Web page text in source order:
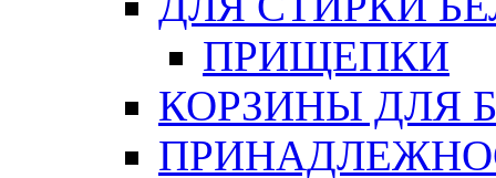
ПРИЩЕПКИ
КОРЗИНЫ ДЛЯ